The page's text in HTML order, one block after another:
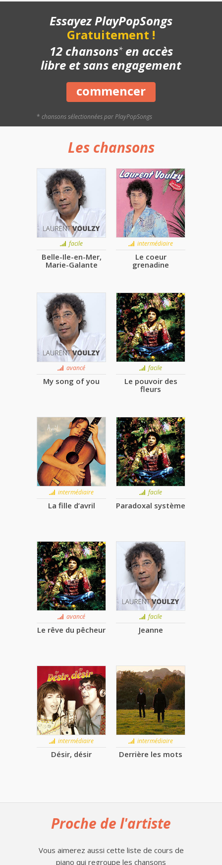
Essayez PlayPopSongs
Gratuitement !
12 chansons* en accès
libre et sans engagement
commencer
* chansons sélectionnées par PlayPopSongs
Les chansons
facile
Belle-Ile-en-Mer,
Marie-Galante
intermédiaire
Le coeur
grenadine
avancé
My song of you
facile
Le pouvoir des
fleurs
intermédiaire
La fille d’avril
facile
Paradoxal système
avancé
Le rêve du pêcheur
facile
Jeanne
intermédiaire
Désir, désir
intermédiaire
Derrière les mots
Proche de l'artiste
Vous aimerez aussi cette liste de cours de
piano qui regroupe les chansons